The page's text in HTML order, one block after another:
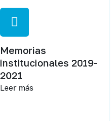
Memorias
institucionales 2019-
2021
Leer más